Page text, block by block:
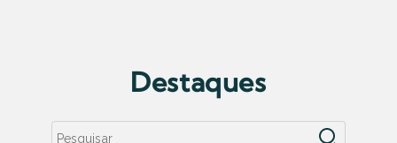
Destaques